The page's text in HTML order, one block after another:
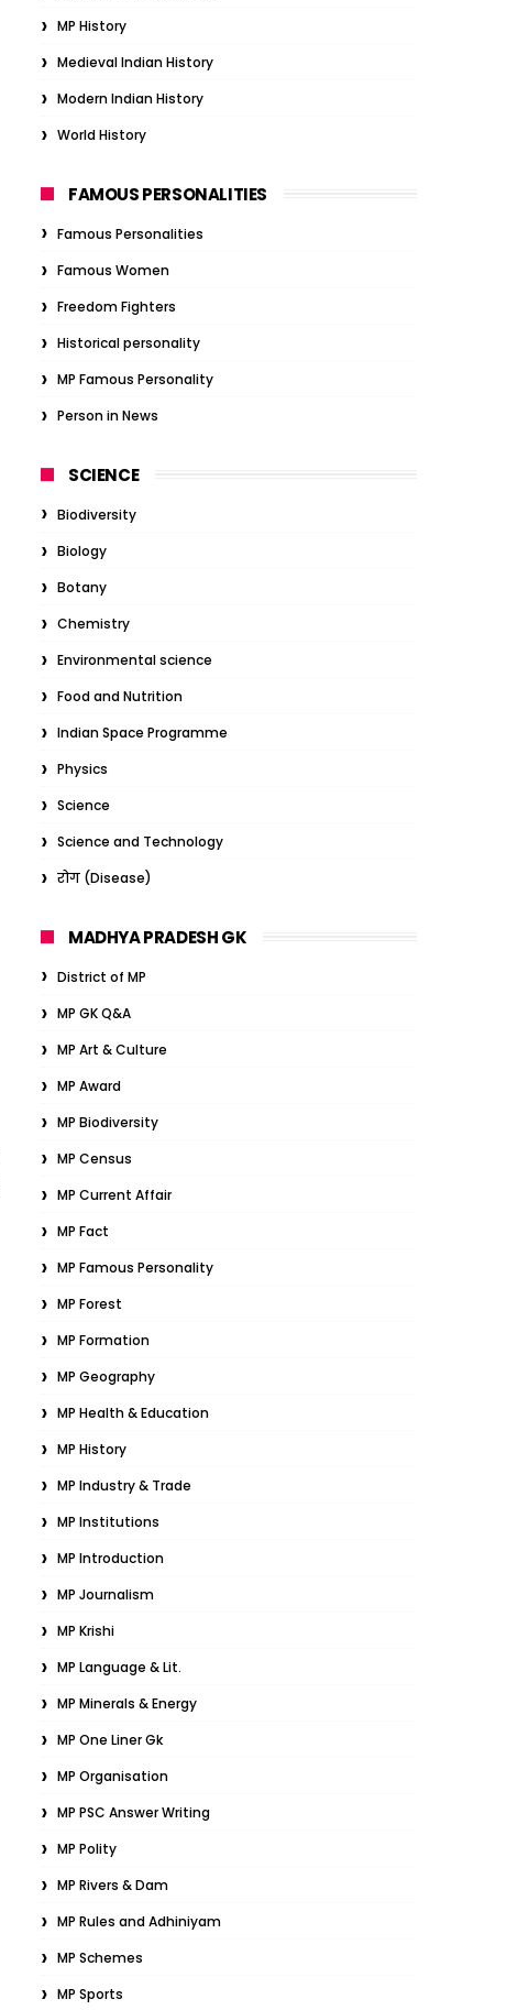
MP History
Medieval Indian History
Modern Indian History
World History
FAMOUS PERSONALITIES
Famous Personalities
Famous Women
Freedom Fighters
Historical personality
MP Famous Personality
Person in News
SCIENCE
Biodiversity
Biology
Botany
Chemistry
Environmental science
Food and Nutrition
Indian Space Programme
Physics
Science
Science and Technology
रोग (Disease)
MADHYA PRADESH GK
District of MP
MP GK Q&A
MP Art & Culture
MP Award
MP Biodiversity
MP Census
MP Current Affair
MP Fact
MP Famous Personality
MP Forest
MP Formation
MP Geography
MP Health & Education
MP History
MP Industry & Trade
MP Institutions
MP Introduction
MP Journalism
MP Krishi
MP Language & Lit.
MP Minerals & Energy
MP One Liner Gk
MP Organisation
MP PSC Answer Writing
MP Polity
MP Rivers & Dam
MP Rules and Adhiniyam
MP Schemes
MP Sports